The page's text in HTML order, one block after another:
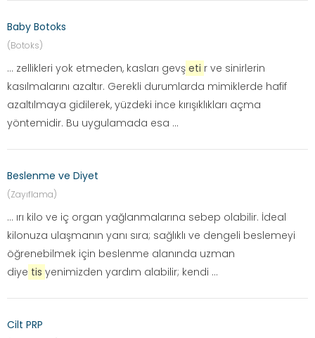
Baby Botoks
(Botoks)
... zellikleri yok etmeden, kasları gevş eti r ve sinirlerin
kasılmalarını azaltır. Gerekli durumlarda mimiklerde hafif
azaltılmaya gidilerek, yüzdeki ince kırışıklıkları açma
yöntemidir. Bu uygulamada esa ...
Beslenme ve Diyet
(Zayıflama)
... ırı kilo ve iç organ yağlanmalarına sebep olabilir. İdeal
kilonuza ulaşmanın yanı sıra; sağlıklı ve dengeli beslemeyi
öğrenebilmek için beslenme alanında uzman
diye tis yenimizden yardım alabilir; kendi ...
Cilt PRP